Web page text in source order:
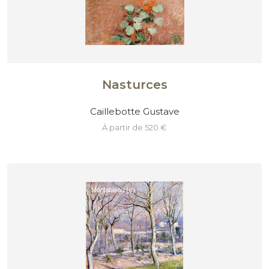
Nasturces
Caillebotte Gustave
à partir de 520 €